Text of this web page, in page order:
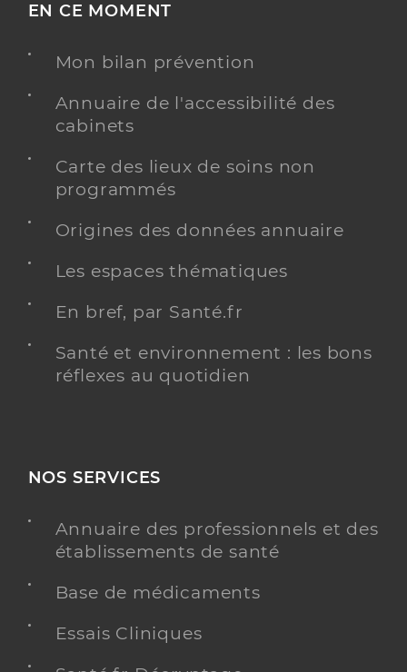
EN CE MOMENT
Mon bilan prévention
Annuaire de l'accessibilité des
cabinets
Carte des lieux de soins non
programmés
Origines des données annuaire
Les espaces thématiques
En bref, par Santé.fr
Santé et environnement : les bons
réflexes au quotidien
NOS SERVICES
Annuaire des professionnels et des
établissements de santé
Base de médicaments
Essais Cliniques